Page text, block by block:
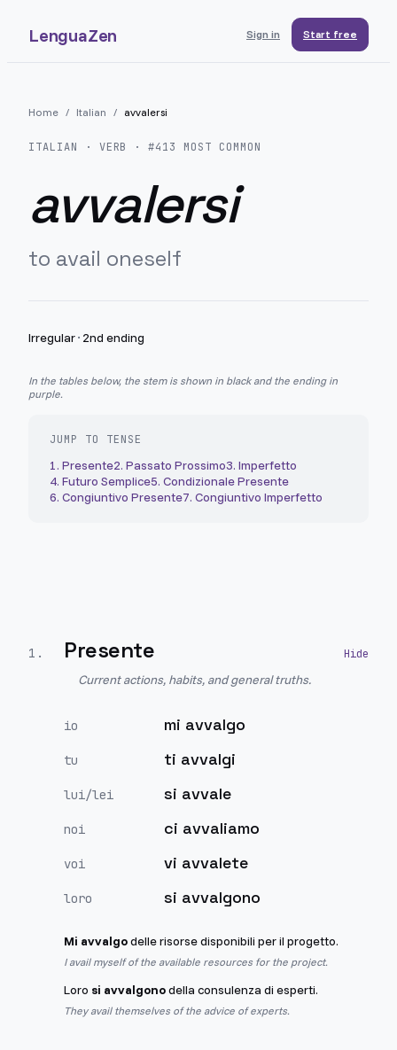
LenguaZen Sign in Start free
Home / Italian / avvalersi
ITALIAN · VERB · #413 MOST COMMON
avvalersi
to avail oneself
Irregular· 2nd ending
In the tables below, the stem is shown in black and the ending in
purple.
JUMP TO TENSE
1. Presente2. Passato Prossimo3. Imperfetto
4. Futuro Semplice5. Condizionale Presente
6. Congiuntivo Presente7. Congiuntivo Imperfetto
1 . Presente
Current actions, habits, and general truths.
io mi avvalgo
tu ti avvalgi
lui/lei si avvale
noi ci avvaliamo
voi vi avvalete
loro si avvalgono
Mi avvalgodelle risorse disponibili per il progetto.
I avail myself of the available resources for the project.
Loro si avvalgonodella consulenza di esperti.
They avail themselves of the advice of experts.